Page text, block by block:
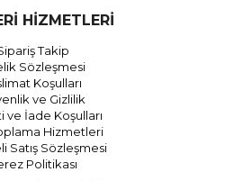
HİZMETLERİ
Takip
Sözleşmesi
Koşulları
ve Gizlilik
ve İade Koşulları
Hizmetleri
Satış Sözleşmesi
Politikası